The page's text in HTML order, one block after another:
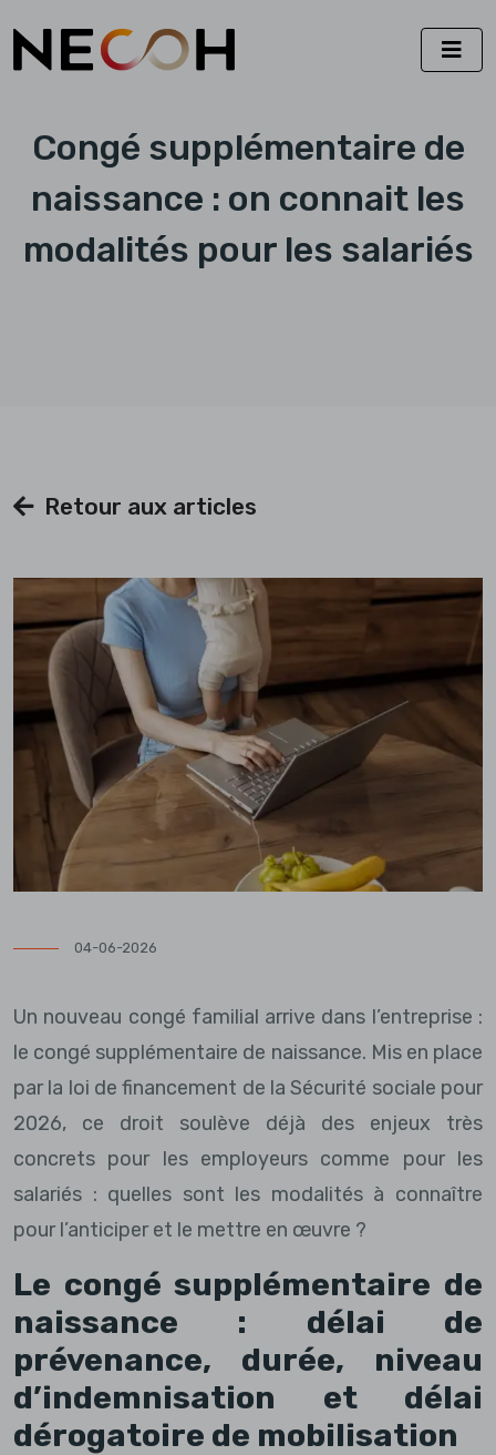
Congé supplémentaire de
naissance : on connait les
modalités pour les salariés
Retour aux articles
04-06-2026
Un nouveau congé familial arrive dans l’entreprise :
le congé supplémentaire de naissance. Mis en place
par la loi de financement de la Sécurité sociale pour
2026, ce droit soulève déjà des enjeux très
concrets pour les employeurs comme pour les
salariés : quelles sont les modalités à connaître
pour l’anticiper et le mettre en œuvre ?
Le congé supplémentaire de
naissance : délai de
prévenance, durée, niveau
d’indemnisation et délai
dérogatoire de mobilisation